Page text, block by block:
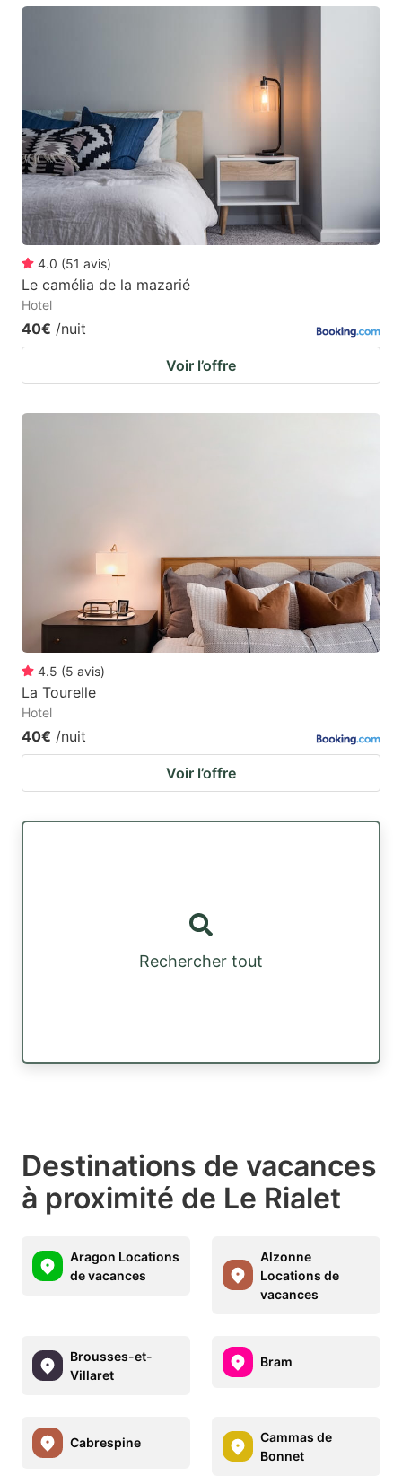
4.0 (51 avis)
Le camélia de la mazarié
Hotel
40€ /nuit
Voir l’offre
4.5 (5 avis)
La Tourelle
Hotel
40€ /nuit
Voir l’offre
Rechercher tout
Destinations de vacances
à proximité de Le Rialet
Aragon Locations
de vacances
Alzonne
Locations de
vacances
Brousses-et-
Villaret
Bram
Cabrespine
Cammas de
Bonnet